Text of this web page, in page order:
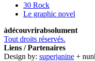
30 Rock
Le graphic novel
àdécouvrirabsolument
Tout droits réservés.
Liens / Partenaires
Design by: superjanine +